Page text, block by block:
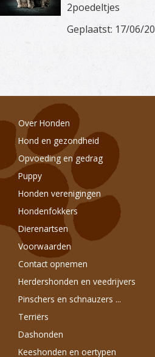
2poedeltjes
Geplaatst: 17/06/
Over Honden
Hond en gezondheid
Opvoeding en gedrag
Puppy
Honden verenigingen
Hondenfokkers
Dierenartsen
Voorwaarden
Contact opnemen
Herdershonden en veedrijvers
Pinschers en schnauzers ...
Terriërs
Dashonden
Keeshonden en oertypen